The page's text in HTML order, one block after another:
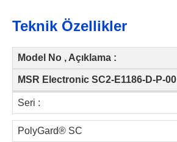
Teknik Özellikler
Model No , Açıklama :
MSR Electronic SC2-E1186-D-P-00
Seri :
PolyGard® SC